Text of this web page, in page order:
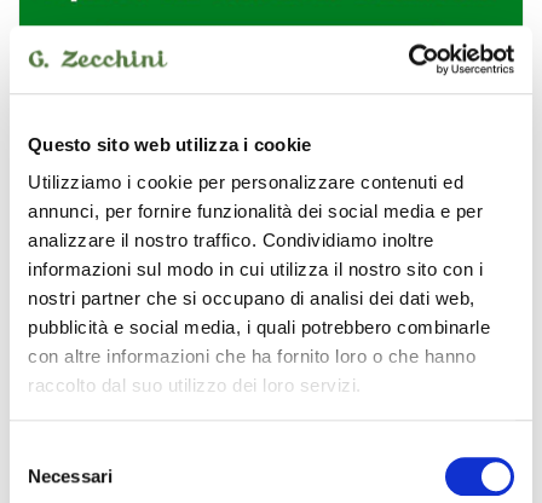
Questo sito web utilizza i cookie
Utilizziamo i cookie per personalizzare contenuti ed
annunci, per fornire funzionalità dei social media e per
analizzare il nostro traffico. Condividiamo inoltre
informazioni sul modo in cui utilizza il nostro sito con i
nostri partner che si occupano di analisi dei dati web,
pubblicità e social media, i quali potrebbero combinarle
con altre informazioni che ha fornito loro o che hanno
raccolto dal suo utilizzo dei loro servizi.
delNecessari
NUOVO USATO
Strumenti nuovi Music man basso elettrico
Music man - basso
elettrico